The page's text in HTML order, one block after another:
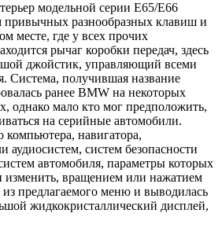
модельной серии Е65/Е66
привычных разнообразных клавиш и
месте, где у всех прочих
рычаг коробки передач, здесь
джойстик, управляющий всеми
Система, получившая название
ранее BMW на некоторых
однако мало кто мог предположить,
на серийные автомобили.
навигатора,
систем безопасности
автомобиля, параметры которых
изменить, вращением или нажатием
предлагаемого меню и выводилась
жидкокристаллический дисплей,